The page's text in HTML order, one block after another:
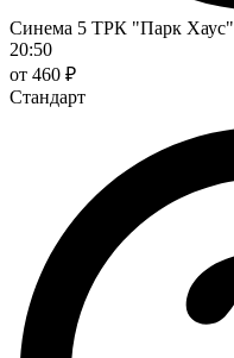
Синема 5 ТРК "Парк Хаус"
20:50
от 460 ₽
Стандарт